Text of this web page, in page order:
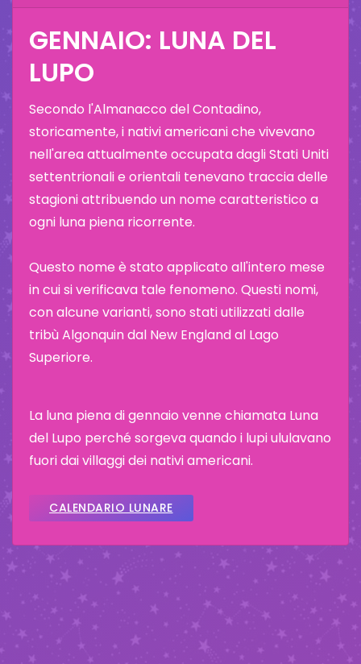
GENNAIO: LUNA DEL
LUPO
Secondo l'Almanacco del Contadino,
storicamente, i nativi americani che vivevano
nell'area attualmente occupata dagli Stati Uniti
settentrionali e orientali tenevano traccia delle
stagioni attribuendo un nome caratteristico a
ogni luna piena ricorrente.
Questo nome è stato applicato all'intero mese
in cui si verificava tale fenomeno. Questi nomi,
con alcune varianti, sono stati utilizzati dalle
tribù Algonquin dal New England al Lago
Superiore.
La luna piena di gennaio venne chiamata Luna
del Lupo perché sorgeva quando i lupi ululavano
fuori dai villaggi dei nativi americani.
CALENDARIO LUNARE